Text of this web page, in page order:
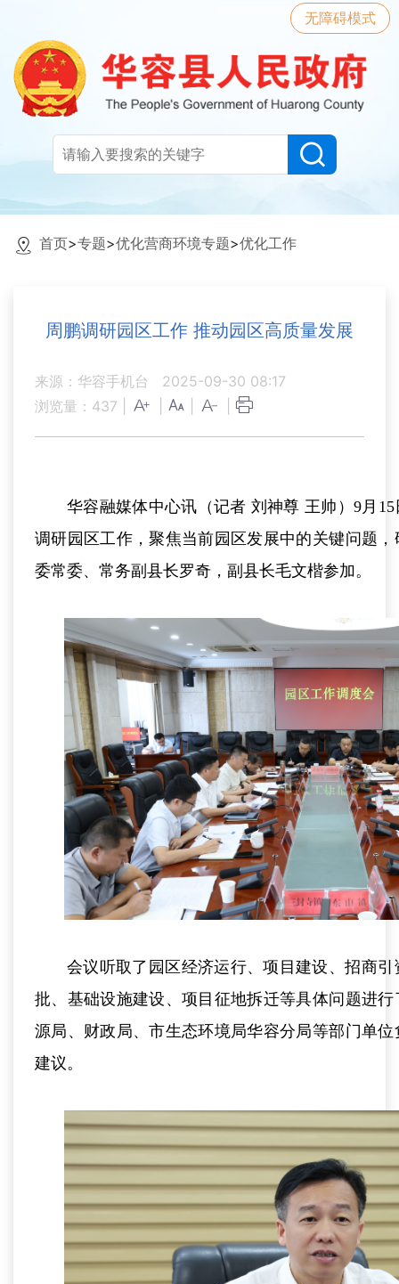
无障碍模式
首页>专题>优化营商环境专题>优化工作
周鹏调研园区工作 推动园区高质量发展
来源：华容手机台
2025-09-30 08:17
浏览量： 437
华容融媒体中心讯（记者 刘神尊 王帅）9月
调研园区工作，聚焦当前园区发展中的关键问题
委常委、常务副县长罗奇，副县长毛文楷参加。
会议听取了园区经济运行、项目建设、招商
批、基础设施建设、项目征地拆迁等具体问题进
源局、财政局、市生态环境局华容分局等部门单
建议。